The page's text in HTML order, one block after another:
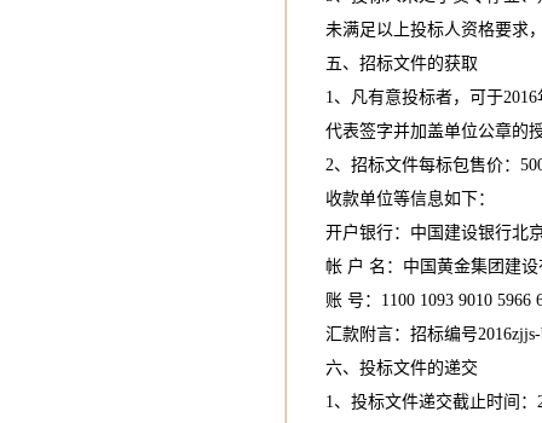
未满足以上投标人资格要求
五、招标文件的获取
1、凡有意投标者，可于
代表签字并加盖单位公章的
2、招标文件每标包售价：
收款单位等信息如下：
开户银行：中国建设银行北
帐 户 名：中国黄金集团建
账 号：1100 1093 9010 5966
汇款附言：招标编号
六、投标文件的递交
1、投标文件递交截止时间：